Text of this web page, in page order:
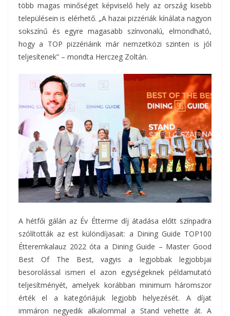
több magas minőséget képviselő hely az ország kisebb
településein is elérhető. „A hazai pizzériák kínálata nagyon
sokszínű és egyre magasabb színvonalú, elmondható,
hogy a TOP pizzériáink már nemzetközi szinten is jól
teljesítenek” – mondta Herczeg Zoltán.
A hétfői gálán az Év Étterme díj átadása előtt színpadra
szólították az est különdíjasait: a Dining Guide TOP100
Étteremkalauz 2022 óta a Dining Guide – Master Good
Best Of The Best, vagyis a legjobbak legjobbjai
besorolással ismeri el azon egységeknek példamutató
teljesítményét, amelyek korábban minimum háromszor
érték el a kategóriájuk legjobb helyezését. A díjat
immáron negyedik alkalommal a Stand vehette át. A